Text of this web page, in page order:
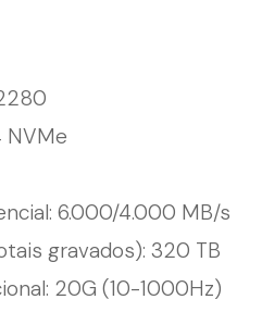
NVMe
6.000/4.000 MB/s
gravados): 320 TB
20G (10-1000Hz)